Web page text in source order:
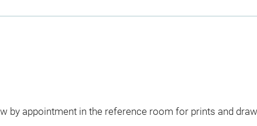
by appointment in the reference room for prints and